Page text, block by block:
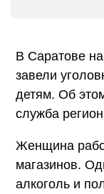
В Саратове
завели
детям. Об
служба
Женщина
магазинов.
алкоголь и